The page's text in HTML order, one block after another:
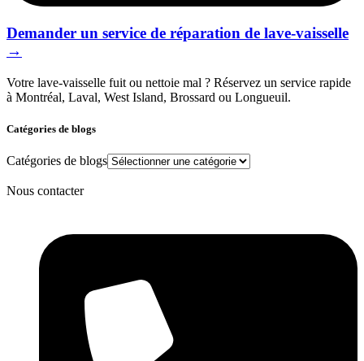
Demander un service de réparation de lave-vaisselle
→
Votre lave-vaisselle fuit ou nettoie mal ? Réservez un service rapide
à Montréal, Laval, West Island, Brossard ou Longueuil.
Catégories de blogs
Catégories de blogs
Nous contacter